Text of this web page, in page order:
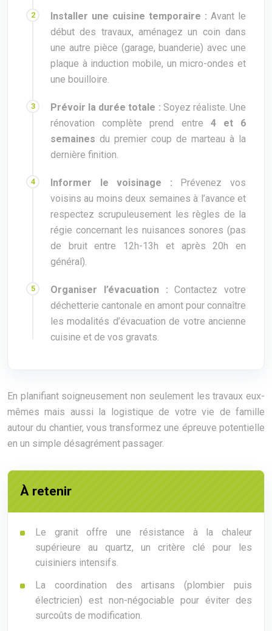
Installer une cuisine temporaire : Avant le
début des travaux, aménagez un coin dans
une autre pièce (garage, buanderie) avec une
plaque à induction mobile, un micro-ondes et
une bouilloire.
Prévoir la durée totale : Soyez réaliste. Une
rénovation complète prend entre 4 et 6
semaines du premier coup de marteau à la
dernière finition.
Informer le voisinage : Prévenez vos
voisins au moins deux semaines à l’avance et
respectez scrupuleusement les règles de la
régie concernant les nuisances sonores (pas
de bruit entre 12h-13h et après 20h en
général).
Organiser l’évacuation : Contactez votre
déchetterie cantonale en amont pour connaître
les modalités d’évacuation de votre ancienne
cuisine et de vos gravats.
En planifiant soigneusement non seulement les travaux eux-
mêmes mais aussi la logistique de votre vie de famille
autour du chantier, vous transformez une épreuve potentielle
en un simple désagrément passager.
À retenir
Le granit offre une résistance à la chaleur
supérieure au quartz, un critère clé pour les
cuisiniers intensifs.
La coordination des artisans (plombier puis
électricien) est non-négociable pour éviter des
surcoûts de modification.